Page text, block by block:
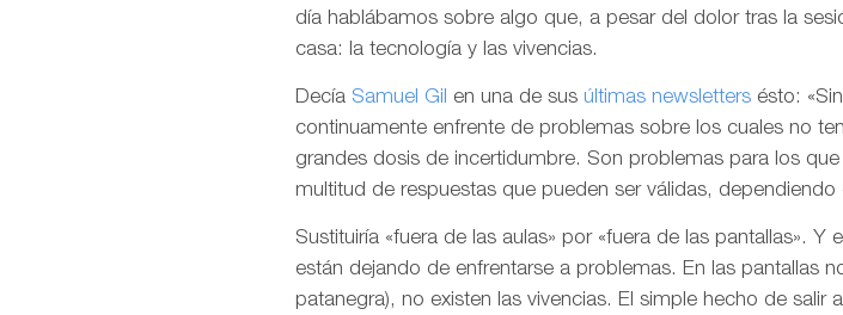
día hablábamos sobre algo que, a pesar del dolor tras la
casa: la tecnología y las vivencias.
Decía Samuel Gil en una de sus últimas newsletters ésto:
continuamente enfrente de problemas sobre los cuales no
grandes dosis de incertidumbre. Son problemas para los
multitud de respuestas que pueden ser válidas,
Sustituiría «fuera de las aulas» por «fuera de las pantallas».
están dejando de enfrentarse a problemas. En las pantallas
patanegra), no existen las vivencias. El simple hecho de